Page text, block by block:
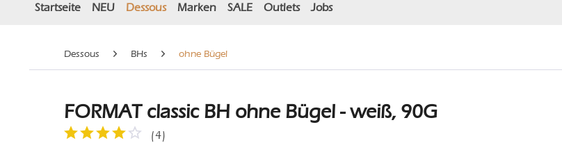
Startseite NEU Dessous Marken SALE Outlets Jobs
Dessous BHs ohne Bügel
FORMAT classic BH ohne Bügel - weiß, 90G
(4)